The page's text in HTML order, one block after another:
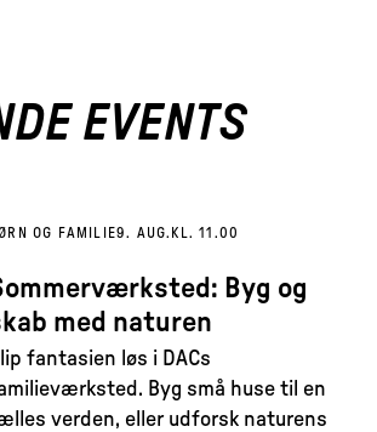
EVENTS
OG FAMILIE9. AUG. KL. 11.00
Byg og
med naturen
fantasien løs i DACs
Byg små huse til en
verden, eller udforsk naturens